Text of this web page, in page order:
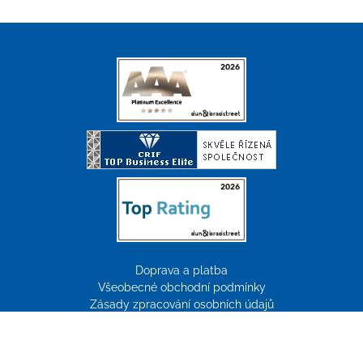
Doprava a platba
Všeobecné obchodní podmínky
Zásady zpracování osobních údajů